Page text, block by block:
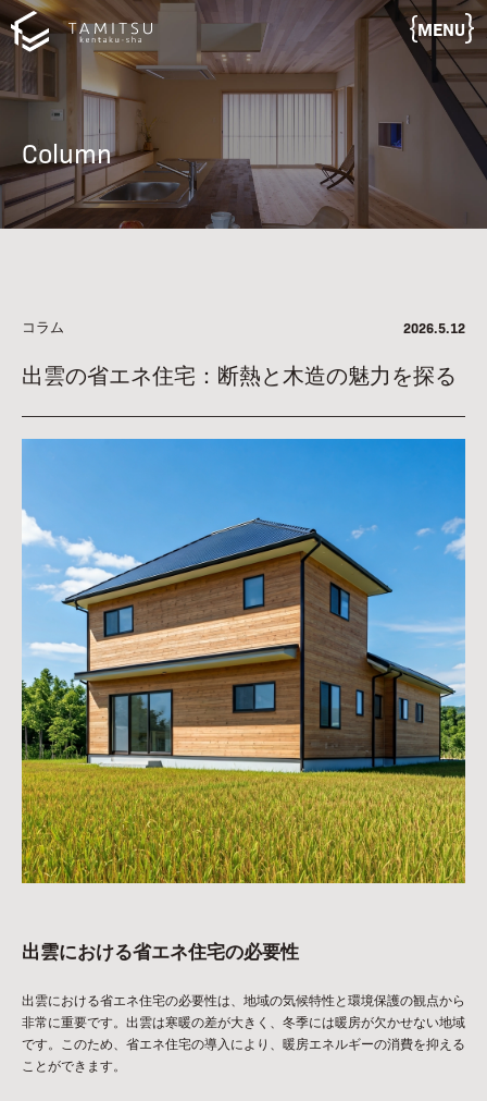
MENU
Column
コラム 2026.5.12
出雲の省エネ住宅：断熱と木造の魅力を探る
出雲における省エネ住宅の必要性
出雲における省エネ住宅の必要性は、地域の気候特性と環境保護の観点から
非常に重要です。出雲は寒暖の差が大きく、冬季には暖房が欠かせない地域
です。このため、省エネ住宅の導入により、暖房エネルギーの消費を抑える
ことができます。